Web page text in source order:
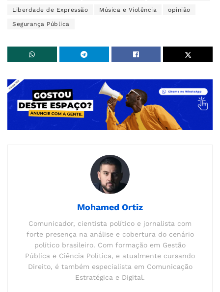
Liberdade de Expressão Música e Violência opinião
Segurança Pública
Mohamed Ortiz
Comunicador, cientista político e jornalista com
forte presença na análise e cobertura do cenário
político brasileiro. Com formação em Gestão
Pública e Ciência Política, e atualmente cursando
Direito, é também especialista em Comunicação
Estratégica e Digital.